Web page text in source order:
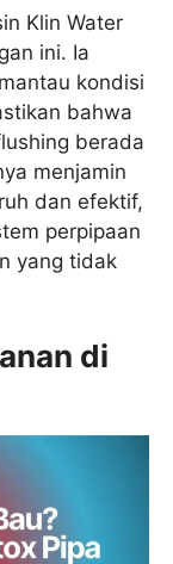
Klin Water
ini. Ia
kondisi
bahwa
berada
menjamin
dan efektif,
perpipaan
yang tidak
di